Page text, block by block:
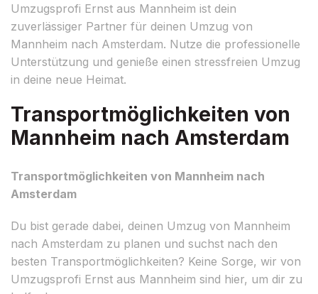
Umzugsprofi Ernst aus Mannheim ist dein
zuverlässiger Partner für deinen Umzug von
Mannheim nach Amsterdam. Nutze die professionelle
Unterstützung und genieße einen stressfreien Umzug
in deine neue Heimat.
Transportmöglichkeiten von
Mannheim nach Amsterdam
Transportmöglichkeiten von Mannheim nach
Amsterdam
Du bist gerade dabei, deinen Umzug von Mannheim
nach Amsterdam zu planen und suchst nach den
besten Transportmöglichkeiten? Keine Sorge, wir von
Umzugsprofi Ernst aus Mannheim sind hier, um dir zu